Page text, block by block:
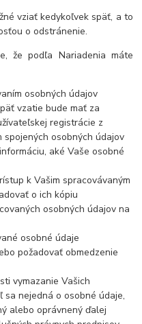
vziať kedykoľvek späť, a to
o odstránenie.
že podľa Nariadenia máte
osobných údajov
vzatie bude mať za
registrácie z
osobných údajov
aké Vaše osobné
k Vašim spracovávaným
o ich kópiu
osobných údajov na
osobné údaje
požadovať obmedzenie
vymazanie Vašich
sa nejedná o osobné údaje,
alebo oprávnený ďalej